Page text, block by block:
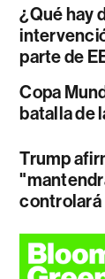
¿Qué hay
parte de
Copa
batalla de
Trump
controlará